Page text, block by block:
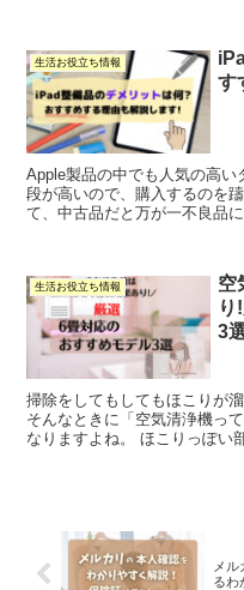
生活お役立ち情報
す
Apple製品の中でも人気の高
段が高いので、購入するのを
て、中古品だと万が一不良品
生活お役立ち情報
空
り
3
掃除をしてもしてもほこりが
そんなときに「空気清浄機っ
なりますよね。 ほこりっぽい
メ
るわ